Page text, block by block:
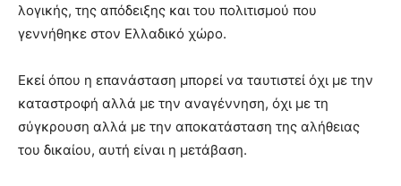
λογικής, της απόδειξης και του πολιτισμού που
γεννήθηκε στον Ελλαδικό χώρο.
Εκεί όπου η επανάσταση μπορεί να ταυτιστεί όχι με την
καταστροφή αλλά με την αναγέννηση, όχι με τη
σύγκρουση αλλά με την αποκατάσταση της αλήθειας
του δικαίου, αυτή είναι η μετάβαση.